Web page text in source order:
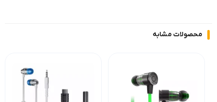
محصولات مشابه